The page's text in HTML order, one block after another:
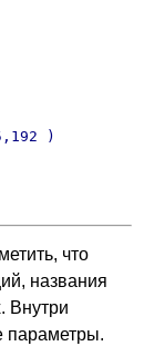
)
что
названия
Внутри
параметры.